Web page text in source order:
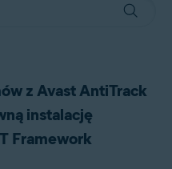
z Avast AntiTrack
instalację
Framework